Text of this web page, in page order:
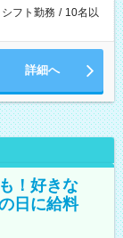
シフト勤務 / 10名以
詳細へ
！好きな
日に給料